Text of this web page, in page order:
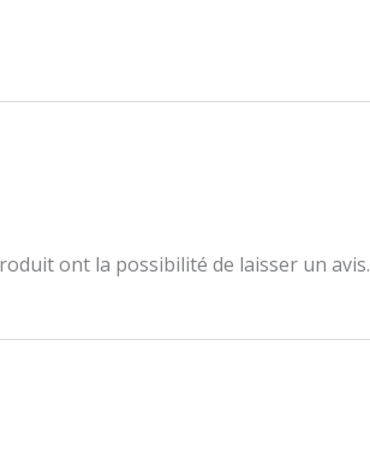
ont la possibilité de laisser un avis.